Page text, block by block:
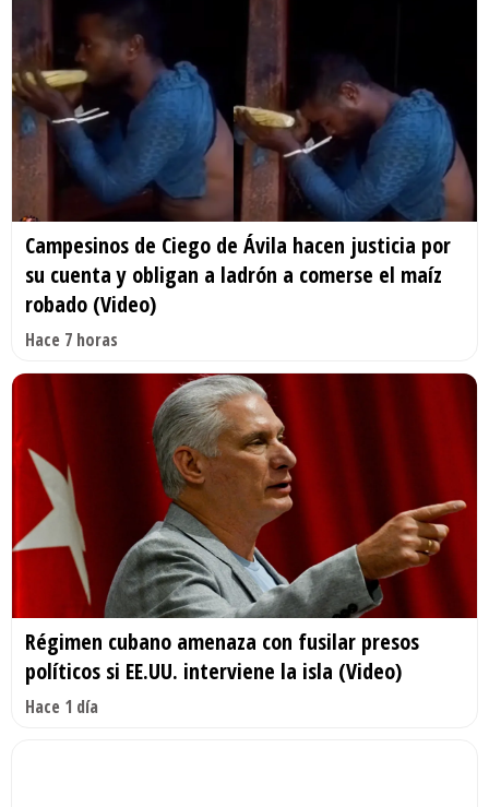
Campesinos de Ciego de Ávila hacen justicia por
su cuenta y obligan a ladrón a comerse el maíz
robado (Video)
Hace 7 horas
Régimen cubano amenaza con fusilar presos
políticos si EE.UU. interviene la isla (Video)
Hace 1 día